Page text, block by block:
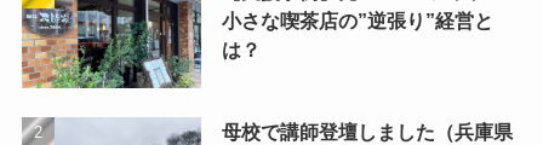
小さな喫茶店の”逆張り”経営と
は？
母校で講師登壇しました（兵庫県